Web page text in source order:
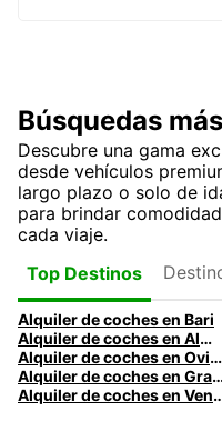
Búsquedas
Descubre una gama
desde vehículos
largo plazo o solo de
para brindar
cada viaje.
Top Destinos
Alquiler de coches en Bari
Alquiler de coches en Almería
Alquiler de coches en Oviedo
Alquiler de coches
Alquiler de